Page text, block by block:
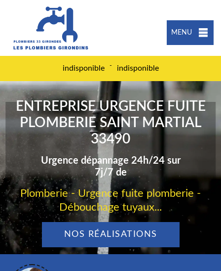
MENU
indisponible - indisponible
ENTREPRISE URGENCE FUITE
PLOMBERIE SAINT MARTIAL
33490
Urgence dépannage 24h/24 sur
7j/7 de
Plomberie - Urgence fuite plomberie -
Débouchage tuyaux...
NOS RÉALISATIONS